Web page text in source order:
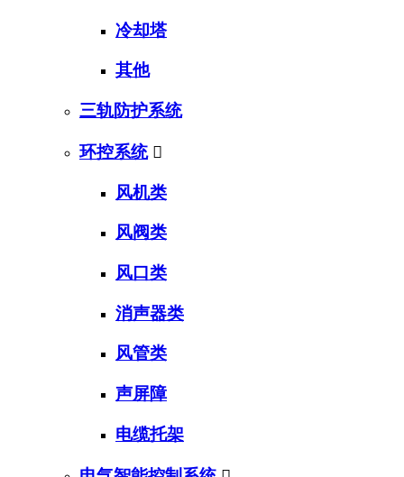
冷却塔
其他
三轨防护系统
环控系统 
风机类
风阀类
风口类
消声器类
风管类
声屏障
电缆托架